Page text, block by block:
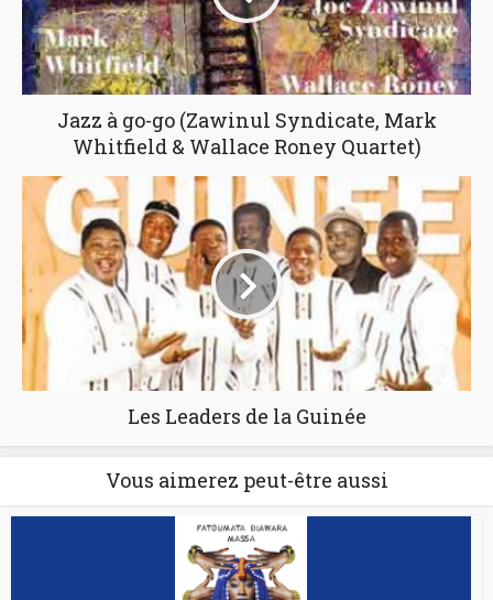
Jazz à go-go (Zawinul Syndicate, Mark
Whitfield & Wallace Roney Quartet)
Les Leaders de la Guinée
Vous aimerez peut-être aussi